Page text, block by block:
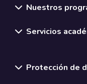
Nuestros
Servicios
Protección de